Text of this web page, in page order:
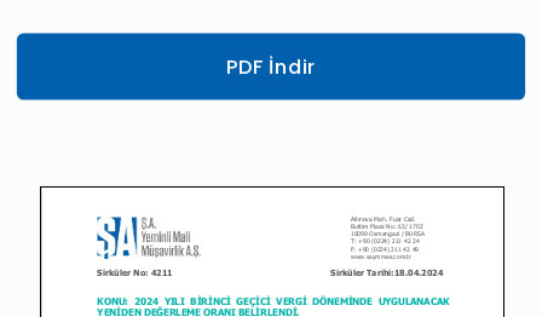
PDF İndir